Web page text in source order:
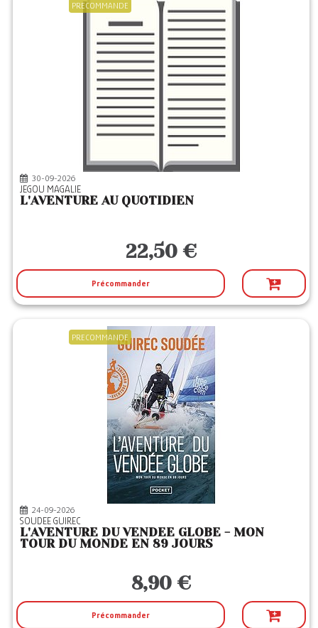
PRECOMMANDE
30-09-2026
JEGOU MAGALIE
L'AVENTURE AU QUOTIDIEN
22,50 €
Précommander
PRECOMMANDE
24-09-2026
SOUDEE GUIREC
L'AVENTURE DU VENDEE GLOBE - MON
TOUR DU MONDE EN 89 JOURS
8,90 €
Précommander